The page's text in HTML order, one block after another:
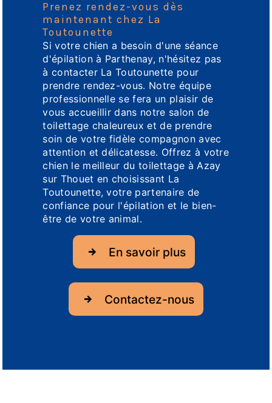
Prenez rendez-vous dès
maintenant chez La
Toutounette
Si votre chien a besoin d'une séance
d'épilation à Parthenay, n'hésitez pas
à contacter La Toutounette pour
prendre rendez-vous. Notre équipe
professionnelle se fera un plaisir de
vous accueillir dans notre salon de
toilettage chaleureux et de prendre
soin de votre fidèle compagnon avec
attention et délicatesse. Offrez à votre
chien le meilleur du toilettage à Azay
sur Thouet en choisissant La
Toutounette, votre partenaire de
confiance pour l'épilation et le bien-
être de votre animal.
En savoir plus
Contactez-nous